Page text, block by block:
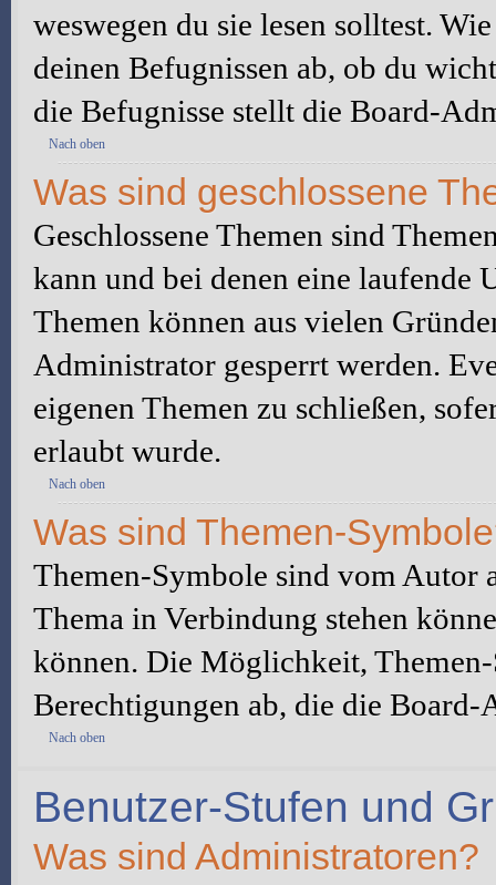
weswegen du sie lesen solltest.
deinen Befugnissen ab, ob du
die Befugnisse stellt die Board-
Nach oben
Was sind geschlossene
Geschlossene Themen sind
kann und bei denen eine laufende
Themen können aus vielen
Administrator gesperrt werden.
eigenen Themen zu schließen,
erlaubt wurde.
Nach oben
Was sind Themen-
Themen-Symbole sind vom Autor
Thema in Verbindung stehen
können. Die Möglichkeit,
Berechtigungen ab, die die
Nach oben
Benutzer-Stufen und
Was sind Administratoren?